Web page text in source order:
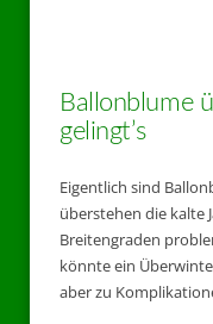
Ballonblume
gelingt’s
Eigentlich sind
überstehen die kalte
Breitengraden
könnte ein
aber zu